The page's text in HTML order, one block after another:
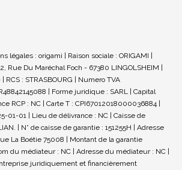
légales : origami | Raison sociale : ORIGAMI |
Rue Du Maréchal Foch - 67380 LINGOLSHEIM |
RCS : STRASBOURG | Numero TVA
| Forme juridique : SARL | Capital
RCP : NC | Carte T : CPI67012018000036884 |
01-01 | Lieu de délivrance : NC | Caisse de
| N° de caisse de garantie : 151255H | Adresse
La Boétie 75008 | Montant de la garantie
du médiateur : NC | Adresse du médiateur : NC |
juridiquement et financièrement